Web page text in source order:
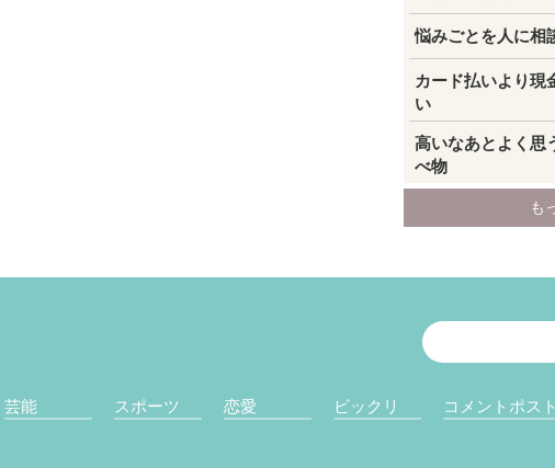
芸能 スポーツ 恋愛 ビックリ コメントポスト